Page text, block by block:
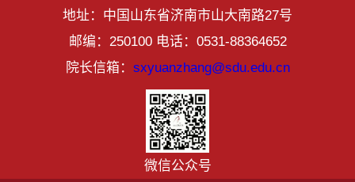
地址：中国山东省济南市山大南路27号
邮编：250100 电话：0531-88364652
院长信箱： sxyuanzhang@sdu.edu.cn
微信公众号